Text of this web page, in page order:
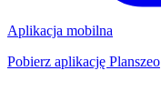
Aplikacja mobilna
Pobierz aplikację Planszeo